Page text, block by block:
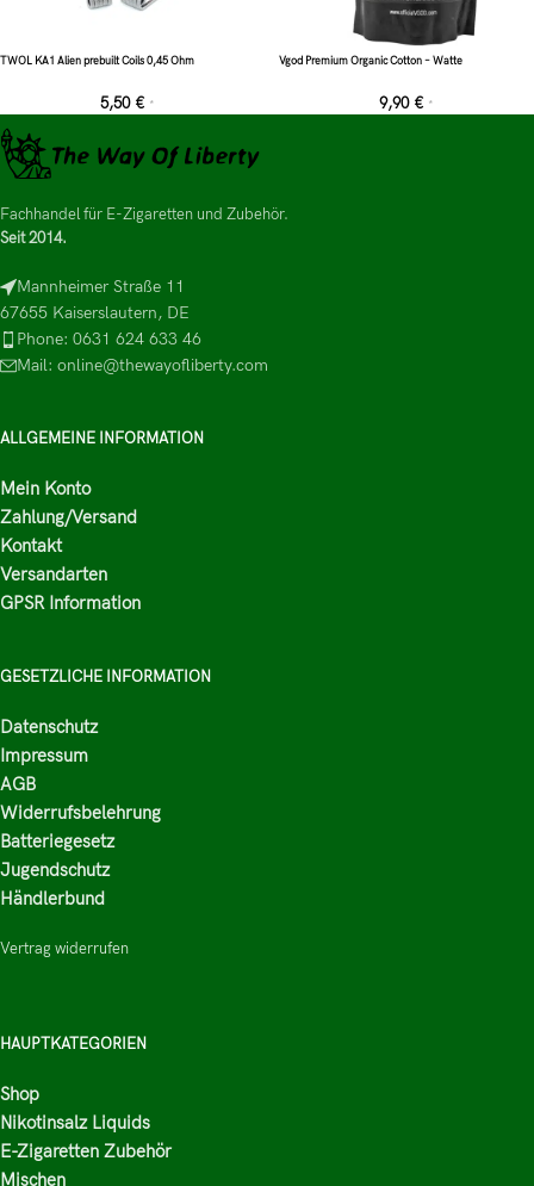
TWOL KA1 Alien prebuilt Coils 0,45 Ohm
5,50 € *
Vgod Premium Organic Cotton – Watte
9,90 € *
Fachhandel für E-Zigaretten und Zubehör.
Seit 2014.
Mannheimer Straße 11
67655 Kaiserslautern, DE
Phone: 0631 624 633 46
Mail: online@thewayofliberty.com
ALLGEMEINE INFORMATION
Mein Konto
Zahlung/Versand
Kontakt
Versandarten
GPSR Information
GESETZLICHE INFORMATION
Datenschutz
Impressum
AGB
Widerrufsbelehrung
Batteriegesetz
Jugendschutz
Händlerbund
Vertrag widerrufen
HAUPTKATEGORIEN
Shop
Nikotinsalz Liquids
E-Zigaretten Zubehör
Mischen